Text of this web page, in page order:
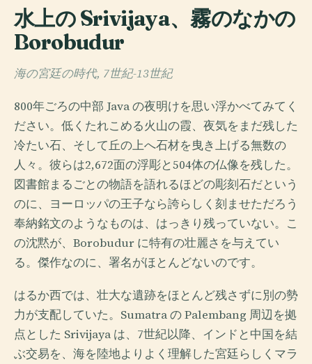
水上の Srivijaya、霧のなかの
Borobudur
海の宮廷の時代, 7世紀-13世紀
800年ごろの中部 Java の夜明けを思い浮かべてみてく
ださい。低くたれこめる火山の霞、夜気をまだ残した
冷たい石、そして丘の上へ石材を曳き上げる無数の
人々。彼らは2,672面の浮彫と504体の仏像を残した。
図書館まるごとの物語を語れるほどの彫刻石だという
のに、ヨーロッパの王子なら誇らしく刻ませただろう
奉納銘文のようなものは、はっきり残っていない。こ
の沈黙が、Borobudur に特有の壮麗さを与えてい
る。傑作なのに、署名がほとんどないのです。
はるか西では、壮大な遺跡をほとんど残さずに別の勢
力が支配していた。Sumatra の Palembang 周辺を拠
点とした Srivijaya は、7世紀以降、インドと中国を結
ぶ交易を、海を陸地よりよく理解した宮廷らしくマラ